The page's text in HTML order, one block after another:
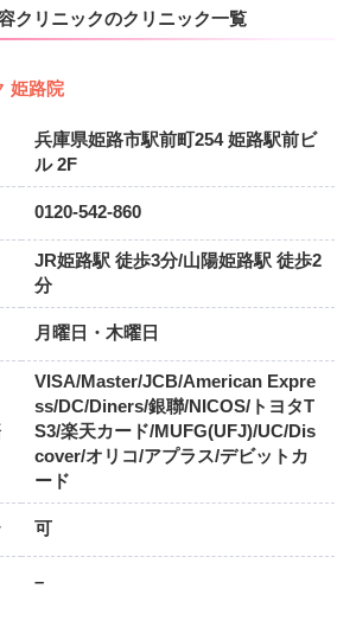
クリニックのクリニック一覧
姫路院
兵庫県姫路市駅前町254 姫路駅前ビ
ル 2F
0120-542-860
JR姫路駅 徒歩3分/山陽姫路駅 徒歩2
分
月曜日・木曜日
VISA/Master/JCB/American Expre
ss/DC/Diners/銀聯/NICOS/トヨタT
S3/楽天カード/MUFG(UFJ)/UC/Dis
cover/オリコ/アプラス/デビットカ
ード
可
–